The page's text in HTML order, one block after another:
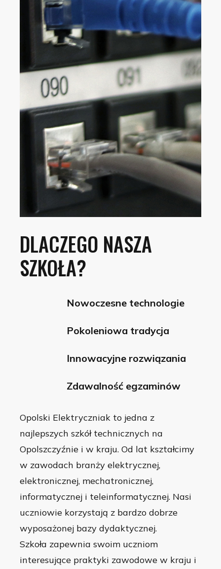
DLACZEGO NASZA
SZKOŁA?
Nowoczesne technologie
Pokoleniowa tradycja
Innowacyjne rozwiązania
Zdawalność egzaminów
Opolski Elektryczniak to jedna z
najlepszych szkół technicznych na
Opolszczyźnie i w kraju. Od lat kształcimy
w zawodach branży elektrycznej,
elektronicznej, mechatronicznej,
informatycznej i teleinformatycznej. Nasi
uczniowie korzystają z bardzo dobrze
wyposażonej bazy dydaktycznej.
Szkoła zapewnia swoim uczniom
interesujące praktyki zawodowe w kraju i